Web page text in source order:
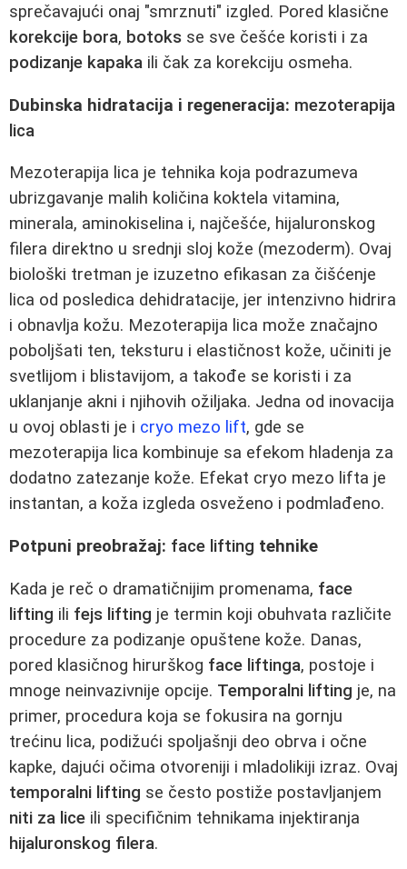
sprečavajući onaj "smrznuti" izgled. Pored klasične
korekcije bora, botoks se sve češće koristi i za
podizanje kapaka ili čak za korekciju osmeha.
Dubinska hidratacija i regeneracija: mezoterapija
lica
Mezoterapija lica je tehnika koja podrazumeva
ubrizgavanje malih količina koktela vitamina,
minerala, aminokiselina i, najčešće, hijaluronskog
filera direktno u srednji sloj kože (mezoderm). Ovaj
biološki tretman je izuzetno efikasan za čišćenje
lica od posledica dehidratacije, jer intenzivno hidrira
i obnavlja kožu. Mezoterapija lica može značajno
poboljšati ten, teksturu i elastičnost kože, učiniti je
svetlijom i blistavijom, a takođe se koristi i za
uklanjanje akni i njihovih ožiljaka. Jedna od inovacija
u ovoj oblasti je i cryo mezo lift, gde se
mezoterapija lica kombinuje sa efekom hladenja za
dodatno zatezanje kože. Efekat cryo mezo lifta je
instantan, a koža izgleda osveženo i podmlađeno.
Potpuni preobražaj: face lifting tehnike
Kada je reč o dramatičnijim promenama, face
lifting ili fejs lifting je termin koji obuhvata različite
procedure za podizanje opuštene kože. Danas,
pored klasičnog hirurškog face liftinga, postoje i
mnoge neinvazivnije opcije. Temporalni lifting je, na
primer, procedura koja se fokusira na gornju
trećinu lica, podižući spoljašnji deo obrva i očne
kapke, dajući očima otvoreniji i mladolikiji izraz. Ovaj
temporalni lifting se često postiže postavljanjem
niti za lice ili specifičnim tehnikama injektiranja
hijaluronskog filera.